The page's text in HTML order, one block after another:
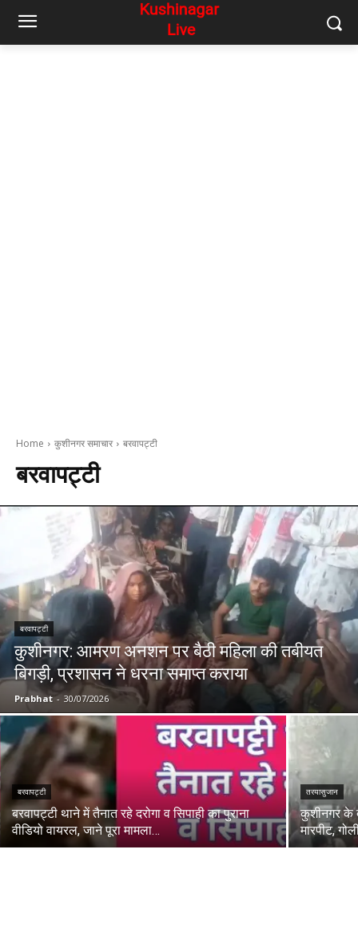
Home कुशीनगर समाचार बरवापट्टी
बरवापट्टी
बरवापट्टी
कुशीनगर: आमरण अनशन पर बैठी महिला की तबीयत
बिगड़ी, प्रशासन ने धरना समाप्त कराया
Prabhat - 30/07/2026
बरवापट्टी
बरवापट्टी थाने में तैनात रहे दरोगा व सिपाही का पुराना
वीडियो वायरल, जाने पूरा मामला…
तरयासुजान
कुशीनगर के
मारपीट,